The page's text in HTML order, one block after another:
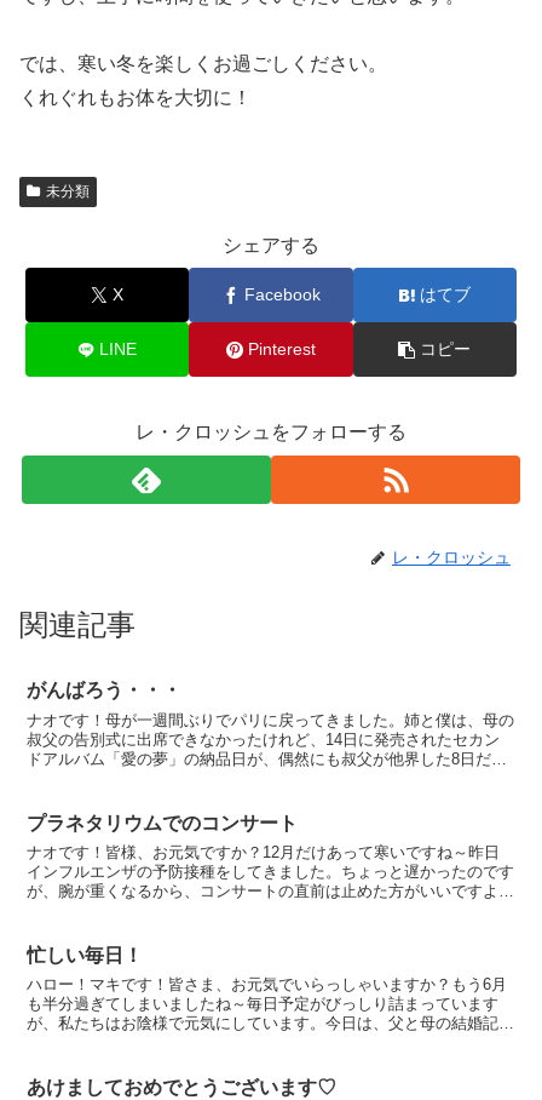
では、寒い冬を楽しくお過ごしください。
くれぐれもお体を大切に！
未分類
シェアする
X Facebook はてブ
LINE Pinterest コピー
レ・クロッシュをフォローする
レ・クロッシュ
関連記事
がんばろう・・・
ナオです！母が一週間ぶりでパリに戻ってきました。姉と僕は、母の
叔父の告別式に出席できなかったけれど、14日に発売されたセカン
ドアルバム「愛の夢」の納品日が、偶然にも叔父が他界した8日だっ
プラネタリウムでのコンサート
ナオです！皆様、お元気ですか？12月だけあって寒いですね～昨日
インフルエンザの予防接種をしてきました。ちょっと遅かったのです
が、腕が重くなるから、コンサートの直前は止めた方がいいですよ、
忙しい毎日！
ハロー！マキです！皆さま、お元気でいらっしゃいますか？もう6月
も半分過ぎてしまいましたね～毎日予定がびっしり詰まっています
が、私たちはお陰様で元気にしています。今日は、父と母の結婚記念
あけましておめでとうございます♡